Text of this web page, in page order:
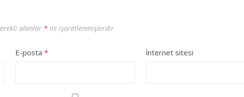
alanlar * ile işaretlenmişlerdir
E-posta * İnternet sitesi